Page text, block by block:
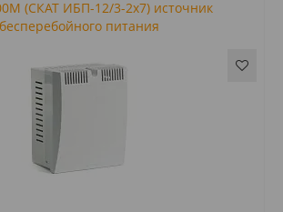
(СКАТ ИБП-12/3-2х7) источник
бесперебойного питания